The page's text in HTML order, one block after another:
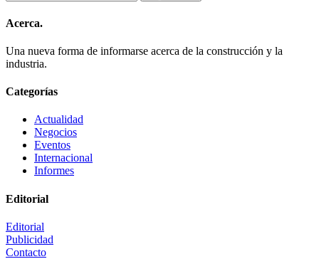
Acerca.
Una nueva forma de informarse acerca de la construcción y la
industria.
Categorías
Actualidad
Negocios
Eventos
Internacional
Informes
Editorial
Editorial
Publicidad
Contacto